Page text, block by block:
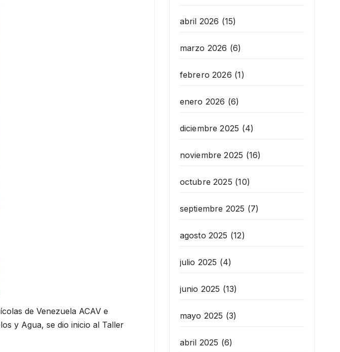
de Venezuela ACAV e
y Agua, se dio inicio al Taller
abril 2026 (15)
marzo 2026 (6)
febrero 2026 (1)
enero 2026 (6)
diciembre 2025 (4)
noviembre 2025 (16)
octubre 2025 (10)
septiembre 2025 (7)
agosto 2025 (12)
julio 2025 (4)
junio 2025 (13)
mayo 2025 (3)
abril 2025 (6)